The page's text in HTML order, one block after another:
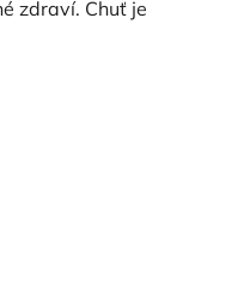
zdraví. Chuť je